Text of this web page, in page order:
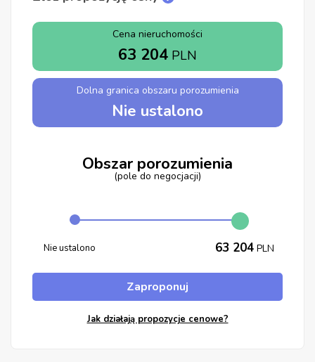
Cena nieruchomości
63 204 PLN
Dolna granica obszaru porozumienia
Nie ustalono
Obszar porozumienia
(pole do negocjacji)
Nie ustalono 63 204 PLN
Zaproponuj
Jak działają propozycje cenowe?